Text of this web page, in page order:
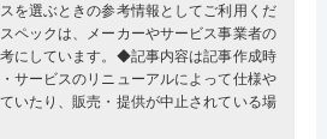
を選ぶときの参考情報としてご利用くだ
ペックは、メーカーやサービス事業者の
にしています。◆記事内容は記事作成時
サービスのリニューアルによって仕様や
いたり、販売・提供が中止されている場